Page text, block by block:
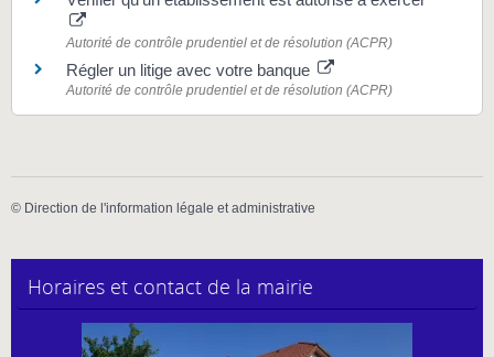
Autorité de contrôle prudentiel et de résolution (ACPR)
Régler un litige avec votre banque
Autorité de contrôle prudentiel et de résolution (ACPR)
© Direction de l'information légale et administrative
Horaires et contact de la mairie